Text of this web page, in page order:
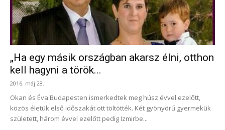
„Ha egy másik országban akarsz élni, otthon
kell hagyni a török...
2016. máj 28.
Okan és Éva Budapesten ismerkedtek meg húsz évvel ezelőtt,
közös életük első időszakát ott töltötték. Két gyönyörű gyermekük
született, három évvel ezelőtt pedig Izmirbe...